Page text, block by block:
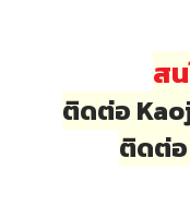
ส
ติดต่อ
ติดต่อ